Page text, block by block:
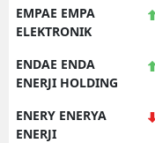
EMPAE EMPA
ELEKTRONIK
ENDAE ENDA
ENERJI HOLDING
ENERY ENERYA
ENERJI